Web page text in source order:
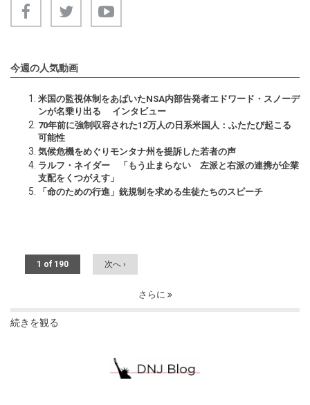
今週の人気動画
米国の監視体制をあばいたNSA内部告発者エドワード・スノーデ
ンが名乗り出る インタビュー
70年前に強制収容された12万人の日系米国人：ふたたび起こる
可能性
気候危機をめぐりモンタナ州を提訴した若者の声
ラルフ・ネイダー 「もう止まらない 左派と右派の連携が企業
支配をくつがえす」
「命のための行進」銃規制を求める生徒たちのスピーチ
1 of 190 次へ ›
さらに
続きを観る